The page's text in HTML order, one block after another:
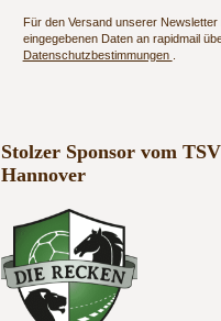
Für den Versand unserer
eingegebenen Daten an rapidmail
Datenschutzbestimmungen
Stolzer Sponsor vom TSV
Hannover